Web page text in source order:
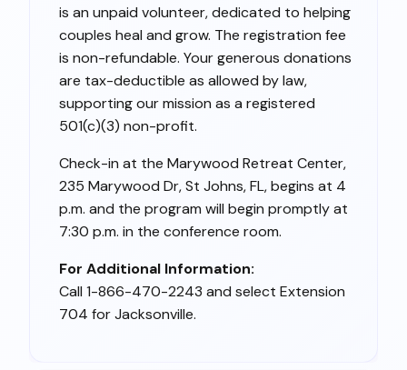
is an unpaid volunteer, dedicated to helping
couples heal and grow. The registration fee
is non-refundable. Your generous donations
are tax-deductible as allowed by law,
supporting our mission as a registered
501(c)(3) non-profit.
Check-in at the Marywood Retreat Center,
235 Marywood Dr, St Johns, FL, begins at 4
p.m. and the program will begin promptly at
7:30 p.m. in the conference room.
For Additional Information:
Call 1-866-470-2243 and select Extension
704 for Jacksonville.